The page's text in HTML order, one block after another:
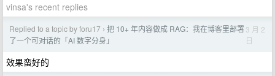
vinsa's recent replies
Replied to a topic by foru17 › 把 10+ 年内容做成 RAG：我在博客里部署
了一个可对话的「AI 数字分身」
3 月 2
日
效果蛮好的